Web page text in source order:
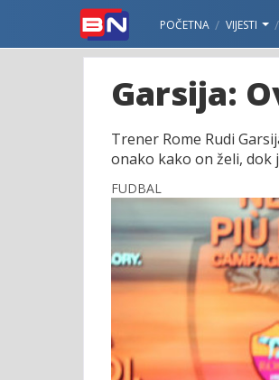
POČETNA VIJESTI
Garsija:
Trener Rome Rudi
onako kako on želi, dok
FUDBAL